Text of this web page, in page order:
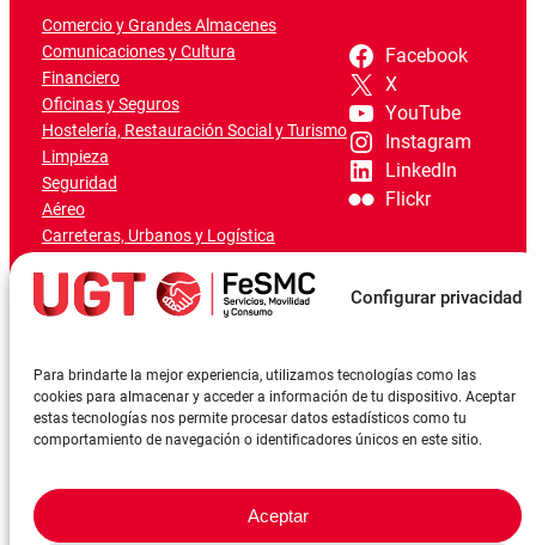
Configurar privacidad
Para brindarte la mejor experiencia, utilizamos tecnologías como las
cookies para almacenar y acceder a información de tu dispositivo. Aceptar
estas tecnologías nos permite procesar datos estadísticos como tu
comportamiento de navegación o identificadores únicos en este sitio.
Aceptar
Comercio y Grandes Almacenes
Comunicaciones y Cultura
Financiero
Oficinas y Seguros
Hostelería, Restauración Social y Turismo
Limpieza
Seguridad
Aéreo
Carreteras, Urbanos y Logística
Marítimo-Portuario
Facebook
X
YouTube
Instagram
LinkedIn
Flickr